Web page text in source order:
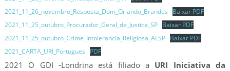
2021_11_26_novembro_Resposta_Dom_Orlando_Brandes
Baixar PDF
2021_11_25_outubro_Procurador_Geral_de_Justica_SP Baixar PDF
2021_11_25_outubro_Crime_Intolerancia_Religiosa_ALSP Baixar PDF
2021_CARTA_URI_Portugues
PDF
2021 O GDI -Londrina está filiado a URI Iniciativa da